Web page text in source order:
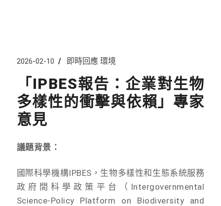
2026-02-10 即時回應 環境
「IPBES報告：企業對生物
多樣性的衝擊與依賴」專家
意見
議題背景：
國際科學機構IPBES，生物多樣性和生態系統服務
政府間科學政策平台（Intergovernmental
Science-Policy Platform on Biodiversity and